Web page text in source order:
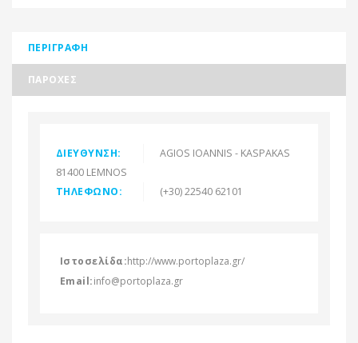
ΠΕΡΙΓΡΑΦΉ
ΠΑΡΟΧΈΣ
ΔΙΕΎΘΥΝΣΗ:
AGIOS IOANNIS - KASPAKAS
81400 LEMNOS
ΤΗΛΈΦΩΝΟ:
(+30) 22540 62101
Ιστοσελίδα:http://www.portoplaza.gr/
Email:info@portoplaza.gr